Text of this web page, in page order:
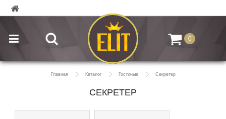
0
Главная Каталог Гостиные Секретер
СЕКРЕТЕР